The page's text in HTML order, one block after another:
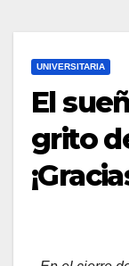
UNIVERSITARIA
El
grito